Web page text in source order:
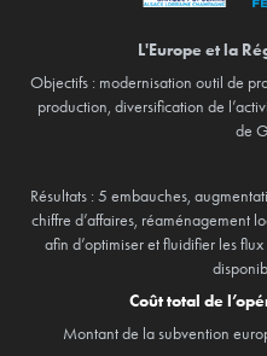
L'Europe et la
Objectifs : modernisation outil de
production, diversification de
de
Résultats : 5 embauches,
chiffre d’affaires, réaménagement
afin d’optimiser et fluidifier les
Coût total de
Montant de la subvention